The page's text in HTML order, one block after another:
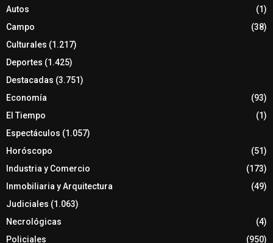
Autos
(1)
Campo
(38)
Culturales (1.217)
Deportes (1.425)
Destacadas (3.751)
Economía
(93)
El Tiempo
(1)
Espectáculos (1.057)
Horóscopo
(51)
Industria y Comercio
(173)
Inmobiliaria y Arquitectura
(49)
Judiciales (1.063)
Necrológicas
(4)
Policiales
(950)